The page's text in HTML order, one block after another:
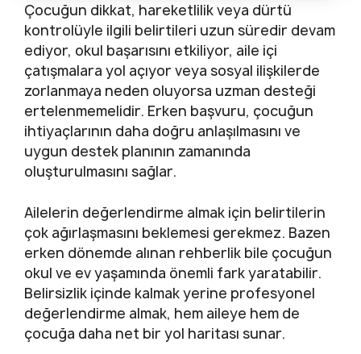
Çocuğun dikkat, hareketlilik veya dürtü
kontrolüyle ilgili belirtileri uzun süredir devam
ediyor, okul başarısını etkiliyor, aile içi
çatışmalara yol açıyor veya sosyal ilişkilerde
zorlanmaya neden oluyorsa uzman desteği
ertelenmemelidir. Erken başvuru, çocuğun
ihtiyaçlarının daha doğru anlaşılmasını ve
uygun destek planının zamanında
oluşturulmasını sağlar.
Ailelerin değerlendirme almak için belirtilerin
çok ağırlaşmasını beklemesi gerekmez. Bazen
erken dönemde alınan rehberlik bile çocuğun
okul ve ev yaşamında önemli fark yaratabilir.
Belirsizlik içinde kalmak yerine profesyonel
değerlendirme almak, hem aileye hem de
çocuğa daha net bir yol haritası sunar.